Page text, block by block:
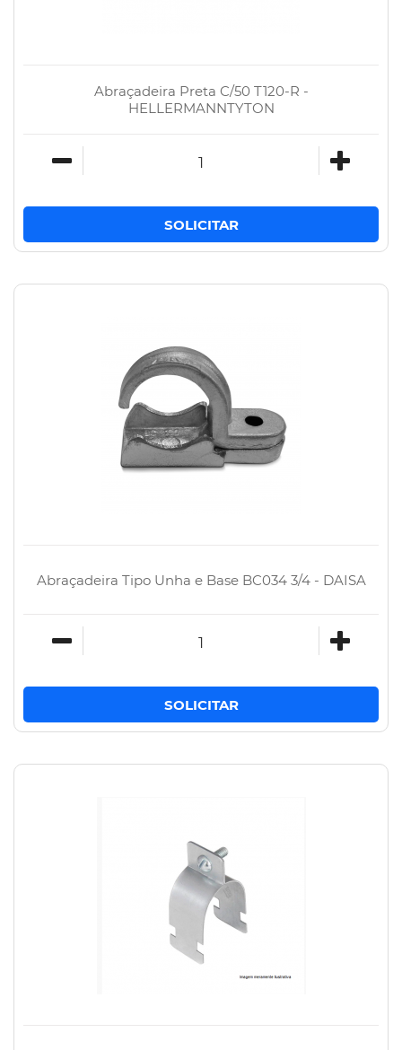
Abraçadeira Preta C/50 T120-R -
HELLERMANNTYTON
Abraçadeira Tipo Unha e Base BC034 3/4 - DAISA